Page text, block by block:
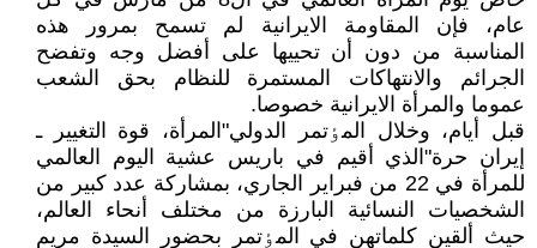
عام، فإن المقاومة الايرانية لم تسمح بمرور هذه
المناسبة من دون أن تحييها على أفضل وجه وتفضح
الجرائم والانتهاکات المستمرة للنظام بحق الشعب
عموما والمرأة الايرانية خصوصا.
قبل أيام، وخلال المٶتمر الدولي"المرأة، قوة التغيير ـ
إيران حرة"الذي أقيم في باريس عشية اليوم العالمي
للمرأة في 22 من فبراير الجاري، بمشارکة عدد کبير من
الشخصيات النسائية البارزة من مختلف أنحاء العالم،
حيث ألقين کلماتهن في المٶتمر بحضور السيدة مريم